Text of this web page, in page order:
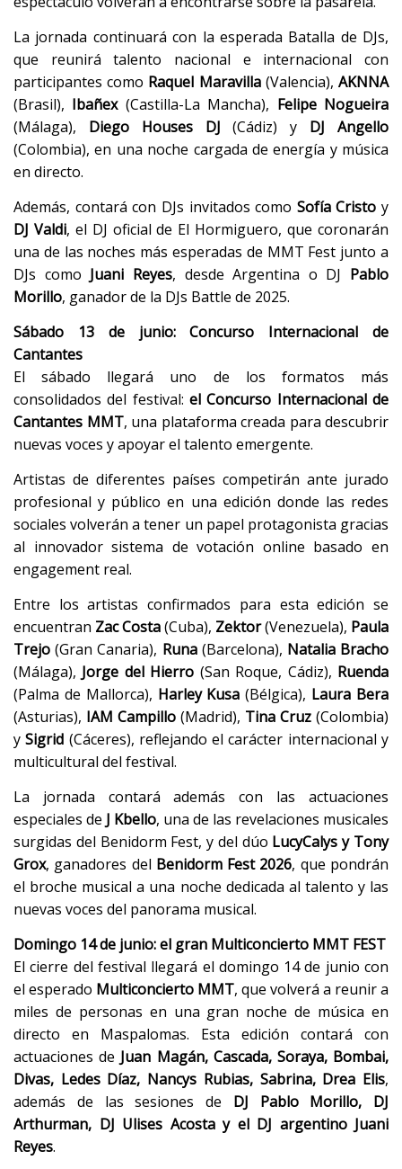
La jornada continuará con la esperada Batalla de DJs,
que reunirá talento nacional e internacional con
participantes como Raquel Maravilla(Valencia),AKNNA
(Brasil), Ibañex(Castilla-La Mancha), Felipe Nogueira
(Málaga), Diego Houses DJ (Cádiz) y DJ Angello
(Colombia), en una noche cargada de energía y música
en directo.
Además, contará con DJs invitados como Sofía Cristo y
DJ Valdi, el DJ oficial de El Hormiguero, que coronarán
una de las noches más esperadas de MMT Fest junto a
DJs como Juani Reyes, desde Argentina o DJ Pablo
Morillo, ganador de la DJs Battle de 2025.
Sábado 13 de junio: Concurso Internacional de
Cantantes
El sábado llegará uno de los formatos más
consolidados del festival: el Concurso Internacional de
Cantantes MMT, una plataforma creada para descubrir
nuevas voces y apoyar el talento emergente.
Artistas de diferentes países competirán ante jurado
profesional y público en una edición donde las redes
sociales volverán a tener un papel protagonista gracias
al innovador sistema de votación online basado en
engagement real.
Entre los artistas confirmados para esta edición se
encuentran Zac Costa(Cuba), Zektor(Venezuela), Paula
Trejo (Gran Canaria), Runa(Barcelona), Natalia Bracho
(Málaga), Jorge del Hierro (San Roque, Cádiz), Ruenda
(Palma de Mallorca), Harley Kusa (Bélgica), Laura Bera
(Asturias), IAM Campillo (Madrid), Tina Cruz (Colombia)
ySigrid (Cáceres), reflejando el carácter internacional y
multicultural del festival.
La jornada contará además con las actuaciones
especiales de J Kbello, una de las revelaciones musicales
surgidas del Benidorm Fest, y del dúo LucyCalys y Tony
Grox, ganadores del Benidorm Fest 2026, que pondrán
el broche musical a una noche dedicada al talento y las
nuevas voces del panorama musical.
Domingo 14 de junio: el gran Multiconcierto MMT FEST
El cierre del festival llegará el domingo 14 de junio con
el esperado Multiconcierto MMT, que volverá a reunir a
miles de personas en una gran noche de música en
directo en Maspalomas. Esta edición contará con
actuaciones de Juan Magán, Cascada, Soraya, Bombai,
Divas, Ledes Díaz, Nancys Rubias, Sabrina, Drea Elis,
además de las sesiones de DJ Pablo Morillo, DJ
Arthurman, DJ Ulises Acosta y el DJ argentino Juani
Reyes.